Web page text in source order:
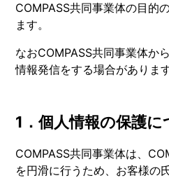
COMPASS共同事業体の⽬的
ます。
なおCOMPASS共同事業体か
情報発信をする場合がありま
1．個人情報の保護に
COMPASS共同事業体は、
を円滑に行うため、お客様の